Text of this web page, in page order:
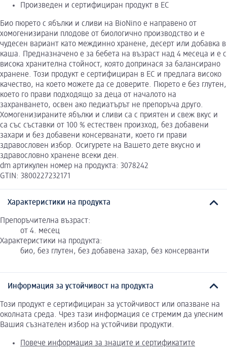
Произведен и сертифициран продукт в ЕС
Био пюрето с ябълки и сливи на BioNino е направено от
хомогенизирани плодове от биологично производство и е
чудесен вариант като междинно хранене, десерт или добавка в
каша. Предназначено е за бебета на възраст над 4 месеца и е с
висока хранителна стойност, която допринася за балансирано
хранене. Този продукт е сертифициран в ЕС и предлага високо
качество, на което можете да се доверите. Пюрето е без глутен,
което го прави подходящо за деца от началото на
захранването, освен ако педиатърът не препоръча друго.
Хомогенизираните ябълки и сливи са с приятен и свеж вкус и
са със съставки от 100 % естествен произход, без добавени
захари и без добавени консерванати, което ги прави
здравословен избор. Осигурете на Вашето дете вкусно и
здравословно хранене всеки ден.
dm артикулен номер на продукта: 3078242
GTIN: 3800227232171
Характеристики на продукта
Препоръчителна възраст:
от 4. месец
Характеристики на продукта:
био, без глутен, без добавена захар, без консерванти
Информация за устойчивост на продукта
Този продукт е сертифициран за устойчивост или опазване на
околната среда. Чрез тази информация се стремим да улесним
Вашия съзнателен избор на устойчиви продукти.
Повече информация за знаците и сертификатите